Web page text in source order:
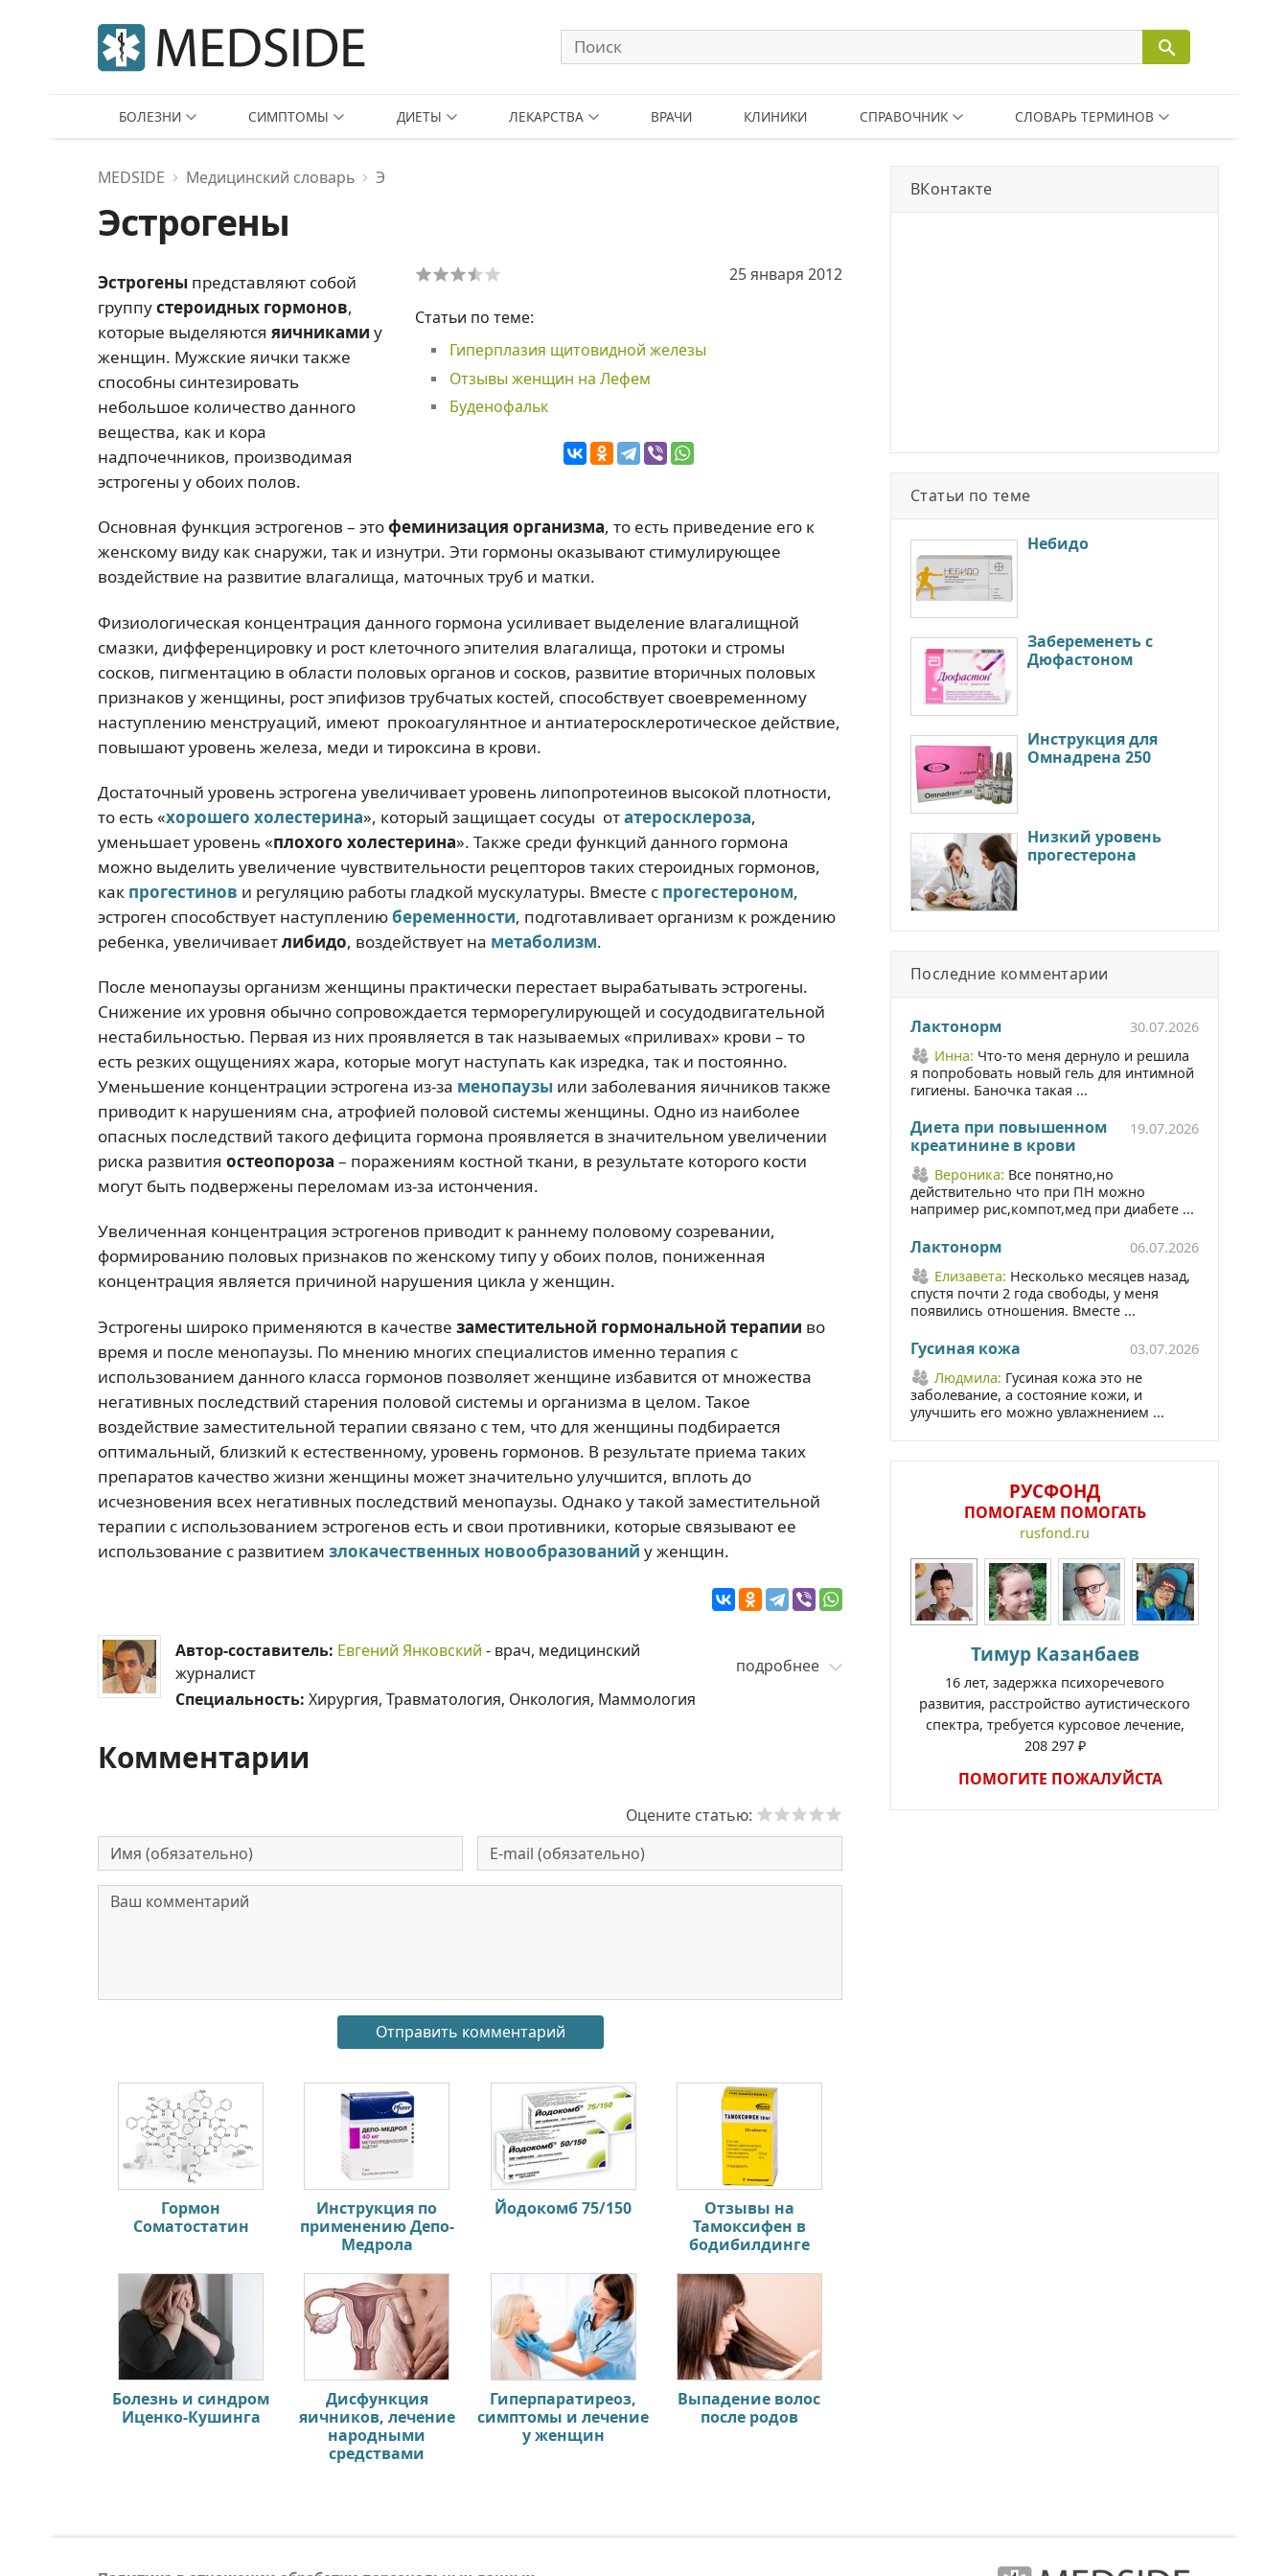
БОЛЕЗНИ СИМПТОМЫ ДИЕТЫ ЛЕКАРСТВА ВРАЧИ КЛИНИКИ СПРАВОЧНИК СЛОВАРЬ ТЕРМИНОВ
MEDSIDE Медицинский словарь Э
Эстрогены
25 января 2012
Статьи по теме:
Гиперплазия щитовидной железы
Отзывы женщин на Лефем
Буденофальк
Эстрогены представляют собой
группустероидных гормонов,
которые выделяются яичниками у
женщин. Мужские яички также
способны синтезировать
небольшое количество данного
вещества, как и кора
надпочечников, производимая
эстрогены у обоих полов.
Основная функция эстрогенов – этофеминизация организма, то есть приведение его к
женскому виду как снаружи, так и изнутри. Эти гормоны оказывают стимулирующее
воздействие на развитие влагалища, маточных труб и матки.
Физиологическая концентрация данного гормона усиливает выделение влагалищной
смазки, дифференцировку и рост клеточного эпителия влагалища, протоки и стромы
сосков, пигментацию в области половых органов и сосков, развитие вторичных половых
признаков у женщины, рост эпифизов трубчатых костей, способствует своевременному
наступлению менструаций, имеют прокоагулянтное и антиатеросклеротическое действие,
повышают уровень железа, меди и тироксина в крови.
Достаточный уровень эстрогена увеличивает уровень липопротеинов высокой плотности,
то есть «хорошего холестерина», который защищает сосуды отатеросклероза,
уменьшает уровень «плохого холестерина». Также среди функций данного гормона
можно выделить увеличение чувствительности рецепторов таких стероидных гормонов,
как прогестинов и регуляцию работы гладкой мускулатуры. Вместе с прогестероном,
эстроген способствует наступлениюбеременности, подготавливает организм к рождению
ребенка, увеличиваетлибидо, воздействует на метаболизм.
После менопаузы организм женщины практически перестает вырабатывать эстрогены.
Снижение их уровня обычно сопровождается терморегулирующей и сосудодвигательной
нестабильностью. Первая из них проявляется в так называемых «приливах» крови – то
есть резких ощущениях жара, которые могут наступать как изредка, так и постоянно.
Уменьшение концентрации эстрогена из-за менопаузы или заболевания яичников также
приводит к нарушениям сна, атрофией половой системы женщины. Одно из наиболее
опасных последствий такого дефицита гормона проявляется в значительном увеличении
риска развития остеопороза – поражениям костной ткани, в результате которого кости
могут быть подвержены переломам из-за истончения.
Увеличенная концентрация эстрогенов приводит к раннему половому созревании,
формированию половых признаков по женскому типу у обоих полов, пониженная
концентрация является причиной нарушения цикла у женщин.
Эстрогены широко применяются в качестве заместительной гормональной терапии во
время и после менопаузы. По мнению многих специалистов именно терапия с
использованием данного класса гормонов позволяет женщине избавится от множества
негативных последствий старения половой системы и организма в целом. Такое
воздействие заместительной терапии связано с тем, что для женщины подбирается
оптимальный, близкий к естественному, уровень гормонов. В результате приема таких
препаратов качество жизни женщины может значительно улучшится, вплоть до
исчезновения всех негативных последствий менопаузы. Однако у такой заместительной
терапии с использованием эстрогенов есть и свои противники, которые связывают ее
использование с развитием злокачественных новообразований у женщин.
Автор-составитель: Евгений Янковский - врач, медицинский
журналист
Специальность: Хирургия, Травматология, Онкология, Маммология
подробнее
Комментарии
Оцените статью:
Гормон
Соматостатин
Инструкция по
применению Депо-
Медрола
Йодокомб 75/150
Отзывы на
Тамоксифен в
бодибилдинге
Болезнь и синдром
Иценко-Кушинга
Дисфункция
яичников, лечение
народными
средствами
Гиперпаратиреоз,
симптомы и лечение
у женщин
Выпадение волос
после родов
ВКонтакте
Статьи по теме
Небидо
Забеременеть с
Дюфастоном
Инструкция для
Омнадрена 250
Низкий уровень
прогестерона
Последние комментарии
Лактонорм
30.07.2026
Инна: Что-то меня дернуло и решила
я попробовать новый гель для интимной
гигиены. Баночка такая ...
Диета при повышенном
креатинине в крови
19.07.2026
Вероника: Все понятно,но
действительно что при ПН можно
например рис,компот,мед при диабете ...
Лактонорм
06.07.2026
Елизавета: Несколько месяцев назад,
спустя почти 2 года свободы, у меня
появились отношения. Вместе ...
Гусиная кожа
03.07.2026
Людмила: Гусиная кожа это не
заболевание, а состояние кожи, и
улучшить его можно увлажнением ...
РУСФОНД
ПОМОГАЕМ ПОМОГАТЬ
rusfond.ru
Тимур Казанбаев
16 лет, задержка психоречевого
развития, расстройство аутистического
спектра, требуется курсовое лечение,
208 297 ₽
ПОМОГИТЕ ПОЖАЛУЙСТА